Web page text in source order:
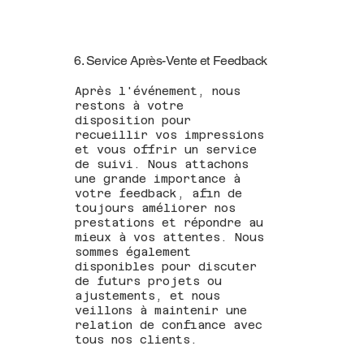
6. Service Après-Vente et Feedback
Après l'événement, nous
restons à votre
disposition pour
recueillir vos impressions
et vous offrir un service
de suivi. Nous attachons
une grande importance à
votre feedback, afin de
toujours améliorer nos
prestations et répondre au
mieux à vos attentes. Nous
sommes également
disponibles pour discuter
de futurs projets ou
ajustements, et nous
veillons à maintenir une
relation de confiance avec
tous nos clients.